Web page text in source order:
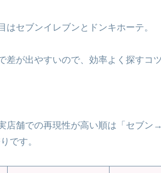
はセブンイレブンとドンキホーテ。
差が出やすいので、効率よく探すコ
店舗での再現性が高い順は「セブン
です。